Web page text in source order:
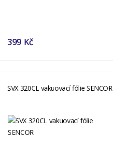
399 Kč
SVX 320CL vakuovací fólie SENCOR